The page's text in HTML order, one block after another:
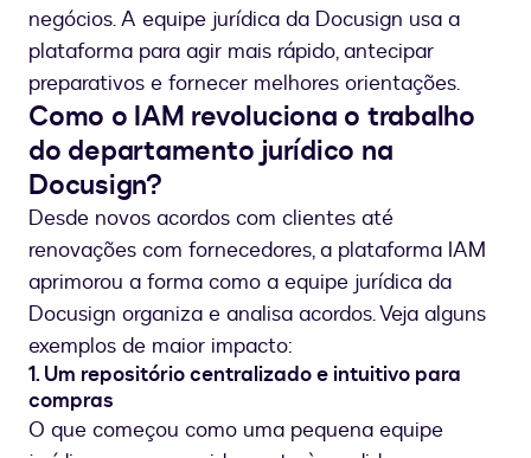
negócios. A equipe jurídica da Docusign usa a
plataforma para agir mais rápido, antecipar
preparativos e fornecer melhores orientações.
Como o IAM revoluciona o trabalho
do departamento jurídico na
Docusign?
Desde novos acordos com clientes até
renovações com fornecedores, a plataforma IAM
aprimorou a forma como a equipe jurídica da
Docusign organiza e analisa acordos. Veja alguns
exemplos de maior impacto:
1. Um repositório centralizado e intuitivo para
compras
O que começou como uma pequena equipe